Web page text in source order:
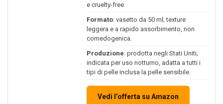
e cruelty-free.
Formato: vasetto da 50 ml; texture
leggera e a rapido assorbimento, non
comedogenica.
Produzione: prodotta negli Stati Uniti;
indicata per uso notturno, adatta a tutti i
tipi di pelle inclusa la pelle sensibile.
Vedi l’offerta su Amazon